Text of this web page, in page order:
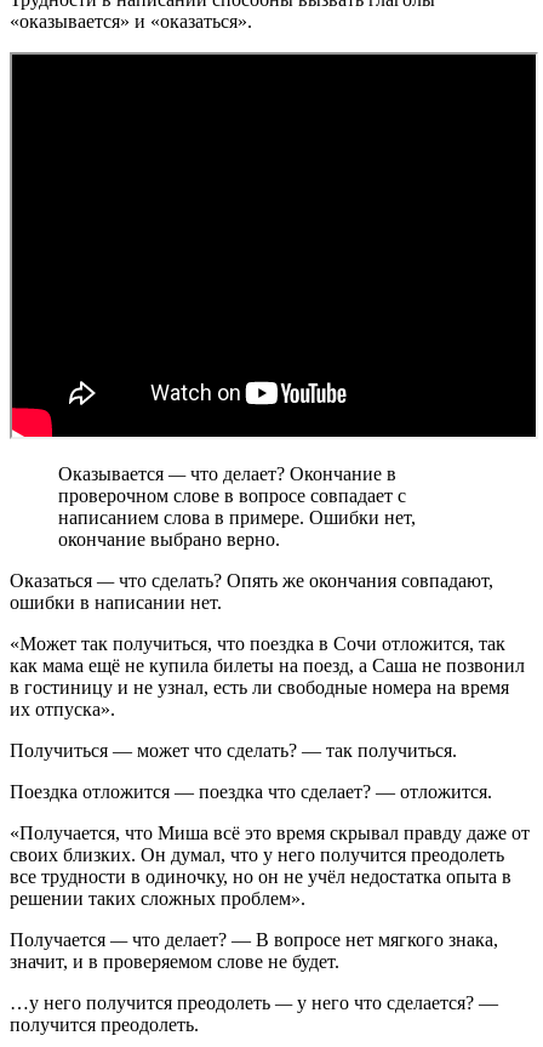
«оказывается» и «оказаться».
Оказывается —что делает? Окончание в
проверочном слове в вопросе совпадает с
написанием слова в примере. Ошибки нет,
окончание выбрано верно.
Оказаться —что сделать? Опять же окончания совпадают,
ошибки в написании нет.
«Может так получиться, что поездка в Сочи отложится, так
как мама ещё не купила билеты на поезд, а Саша не позвонил
в гостиницу и не узнал, есть ли свободные номера на время
их отпуска».
Получиться — может что сделать? — так получиться.
Поездка отложится — поездка что сделает? — отложится.
«Получается, что Миша всё это время скрывал правду даже от
своих близких. Он думал, что у него получится преодолеть
все трудности в одиночку, но он не учёл недостатка опыта в
решении таких сложных проблем».
Получается —что делает? — В вопросе нет мягкого знака,
значит, и в проверяемом слове не будет.
…у него получится преодолеть —у него что сделается? —
получится преодолеть.